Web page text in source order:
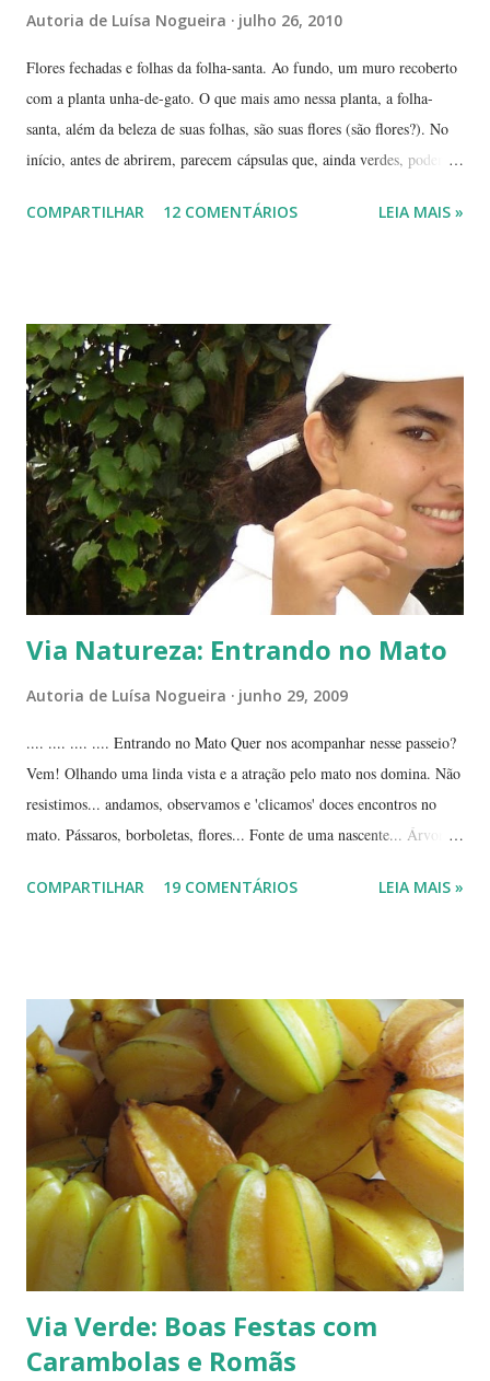
Autoria de Luísa Nogueira julho 26, 2010
Flores fechadas e folhas da folha-santa. Ao fundo, um muro recoberto
com a planta unha-de-gato. O que mais amo nessa planta, a folha-
santa, além da beleza de suas folhas, são suas flores (são flores?). No
início, antes de abrirem, parecem cápsulas que, ainda verdes, podem
As fotos de hoje são de cachos de suas flores ainda amadurecendo.
família das crassuláceas - Folha-santa. Ao fundo: Agave, dracena e
palmeira açaí. Folha-santa ( Bryophyllum calycinum ). Família das
crassuláceas. Sua reprodução é bem fácil: de qualquer pedaço de
algum galho podem nascer várias mudas. Uma só muda em pouco
tempo transforma-se em uma moita. É uma planta medicinal. ...
COMPARTILHAR 12 COMENTÁRIOS LEIA MAIS »
Via Natureza: Entrando no Mato
Autoria de Luísa Nogueira junho 29, 2009
.... .... .... .... Entrando no Mato Quer nos acompanhar nesse passeio?
Vem! Olhando uma linda vista e a atração pelo mato nos domina. Não
resistimos... andamos, observamos e 'clicamos' doces encontros no
mato. Pássaros, borboletas, flores... Fonte de uma nascente... Árvores
e cores... Picão*... Mais flores... Muitas plantas, capim, pedras... Um
de passeios no mato, em pleno cerrado, observando as pequenas coisas
à nossa volta, tão importantes mas às vezes tão esquecidas. Vamos
aproveitar as férias para curtir a natureza? ... ----------------------- ....
A moça que aparece na...
COMPARTILHAR 19 COMENTÁRIOS LEIA MAIS »
Via Verde: Boas Festas com
Carambolas e Romãs